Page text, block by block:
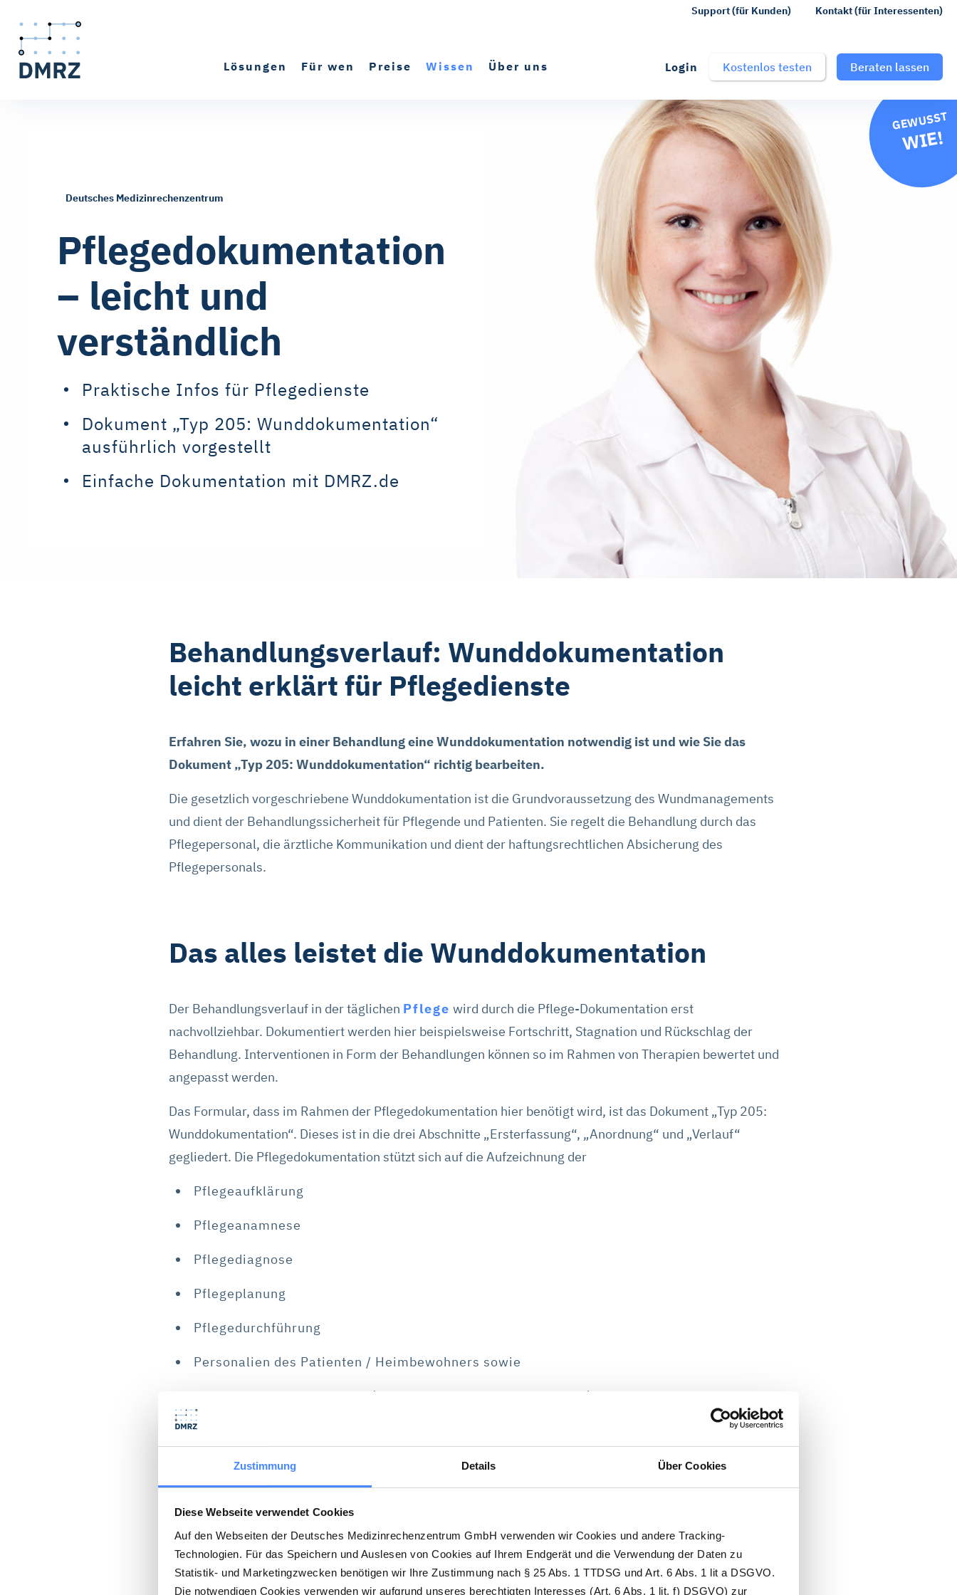
Zustimmung Details Über Cookies
Diese Webseite verwendet Cookies
Auf den Webseiten der Deutsches Medizinrechenzentrum GmbH verwenden wir Cookies und andere Tracking-
Technologien. Für das Speichern und Auslesen von Cookies auf Ihrem Endgerät und die Verwendung der Daten zu
Statistik- und Marketingzwecken benötigen wir Ihre Zustimmung nach § 25 Abs. 1 TTDSG und Art. 6 Abs. 1 lit a DSGVO.
Die notwendigen Cookies verwenden wir aufgrund unseres berechtigten Interesses (Art. 6 Abs. 1 lit. f) DSGVO) zur
Support (für Kunden) Kontakt (für Interessenten)
Lösungen Für wen Preise Wissen Über uns Login Kostenlos testen Beraten lassen
Deutsches Medizinrechenzentrum
Pflegedokumentation
– leicht und
verständlich
Praktische Infos für Pflegedienste
Dokument „Typ 205: Wunddokumentation“
ausführlich vorgestellt
Einfache Dokumentation mit DMRZ.de
GEWUSST
WIE!
Behandlungsverlauf: Wunddokumentation
leicht erklärt für Pflegedienste
Erfahren Sie, wozu in einer Behandlung eine Wunddokumentation notwendig ist und wie Sie das
Dokument „Typ 205: Wunddokumentation“ richtig bearbeiten.
Die gesetzlich vorgeschriebene Wunddokumentation ist die Grundvoraussetzung des Wundmanagements
und dient der Behandlungssicherheit für Pflegende und Patienten. Sie regelt die Behandlung durch das
Pflegepersonal, die ärztliche Kommunikation und dient der haftungsrechtlichen Absicherung des
Pflegepersonals.
Das alles leistet die Wunddokumentation
Der Behandlungsverlauf in der täglichen Pflege wird durch die Pflege-Dokumentation erst
nachvollziehbar. Dokumentiert werden hier beispielsweise Fortschritt, Stagnation und Rückschlag der
Behandlung. Interventionen in Form der Behandlungen können so im Rahmen von Therapien bewertet und
angepasst werden.
Das Formular, dass im Rahmen der Pflegedokumentation hier benötigt wird, ist das Dokument „Typ 205:
Wunddokumentation“. Dieses ist in die drei Abschnitte „Ersterfassung“, „Anordnung“ und „Verlauf“
gegliedert. Die Pflegedokumentation stützt sich auf die Aufzeichnung der
Pflegeaufklärung
Pflegeanamnese
Pflegediagnose
Pflegeplanung
Pflegedurchführung
Personalien des Patienten / Heimbewohners sowie
Pflegezeit und Pflegedauer (Dokumentationsnotwendigkeiten)
Wo Sie in DMRZ.de das neue Pflege-Dokument
zur Wunddokumentation finden
Nutzen Sie für die Abrechnung mit den Pflegekassen DMRZ.de, dann steht Ihnen auch die